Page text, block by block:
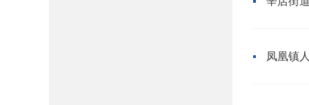
凤凰镇